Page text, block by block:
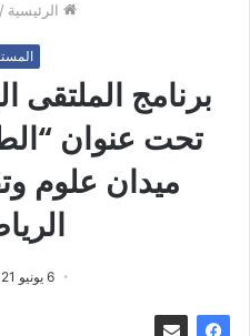
الرئيسية /
برنامج الملتقى
تحت عنوان
ميدان علوم
6 يونيو 2021